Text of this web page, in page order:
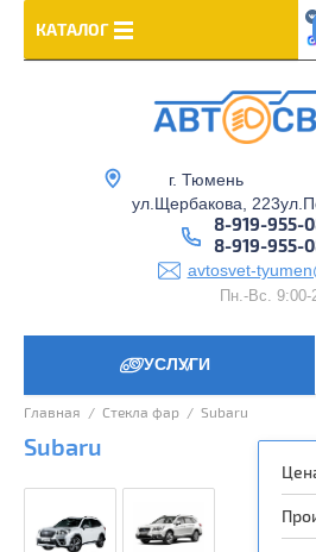
КАТАЛОГ
г. Тюмень
ул.Щербакова, 223
8-919-955-
8-919-955-
avtosvet-
Пн.-Вс. 9:00-
УСЛУГИ
>
Главная
  /
Стекла фар
  /
Subaru
Subaru